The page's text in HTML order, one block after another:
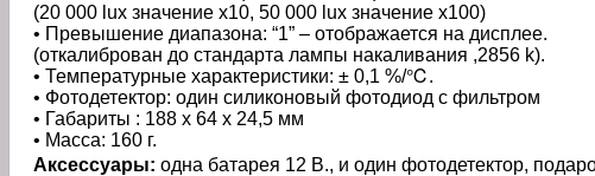
(20 000 lux значение x10, 50 000 lux значение x100)
• Превышение диапазона: “1” – отображается на дисплее.
(откалиброван до стандарта лампы накаливания ,2856 k).
• Температурные характеристики: ± 0,1 %/℃.
• Фотодетектор: один силиконовый фотодиод с фильтром
• Габариты : 188 x 64 x 24,5 мм
• Масса: 160 г.
Аксессуары: одна батарея 12 В., и один фотодетектор,